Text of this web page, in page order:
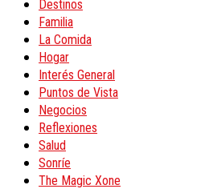
Destinos
Familia
La Comida
Hogar
Interés General
Puntos de Vista
Negocios
Reflexiones
Salud
Sonríe
The Magic Xone